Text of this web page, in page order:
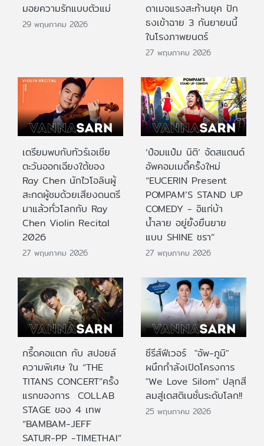
มอยความรักแบบตัวแม่
29 พฤษภาคม 2026
ดาเมจแรงสะท้านยุค ปัก
ธงเข้าฉาย 3 กันยายนนี้
ในโรงภาพยนตร์
27 พฤษภาคม 2026
เตรียมพบกับทัวร์เอเชีย
ตะวันออกเฉียงใต้ของ
Ray Chen นักไวโอลินผู้
สะกดผู้ชมด้วยเสียงดนตรี
มาแล้วทั่วโลกกับ Ray
Chen Violin Recital
2026
27 พฤษภาคม 2026
‘ป๋อมแป๋ม นิติ’ จัดสแตนด์
อัพคอมเมดี้ครั้งใหม่
“EUCERIN Present
POMPAM’S STAND UP
COMEDY - อิแก่บ้า
น้ำลาย อยู่ยั้งยืนยาย
แบบ SHINE ชรา”
27 พฤษภาคม 2026
กรี๊ดคอแตก กับ สปอยล์
ความพิเศษ ใน “THE
TITANS CONCERT”ครั้ง
แรกของการ COLLAB
STAGE ของ 4 เทพ
“BAMBAM-JEFF
SATUR-PP -TIMETHAI”
ซีรีส์ฟีเวอร์ "อัพ-ภูมิ"
ผนึกกำลังเปิดโครงการ
"We Love Silom" ปลุกสี
ลมสู่เดสติเนชั่นระดับโลก!!
25 พฤษภาคม 2026